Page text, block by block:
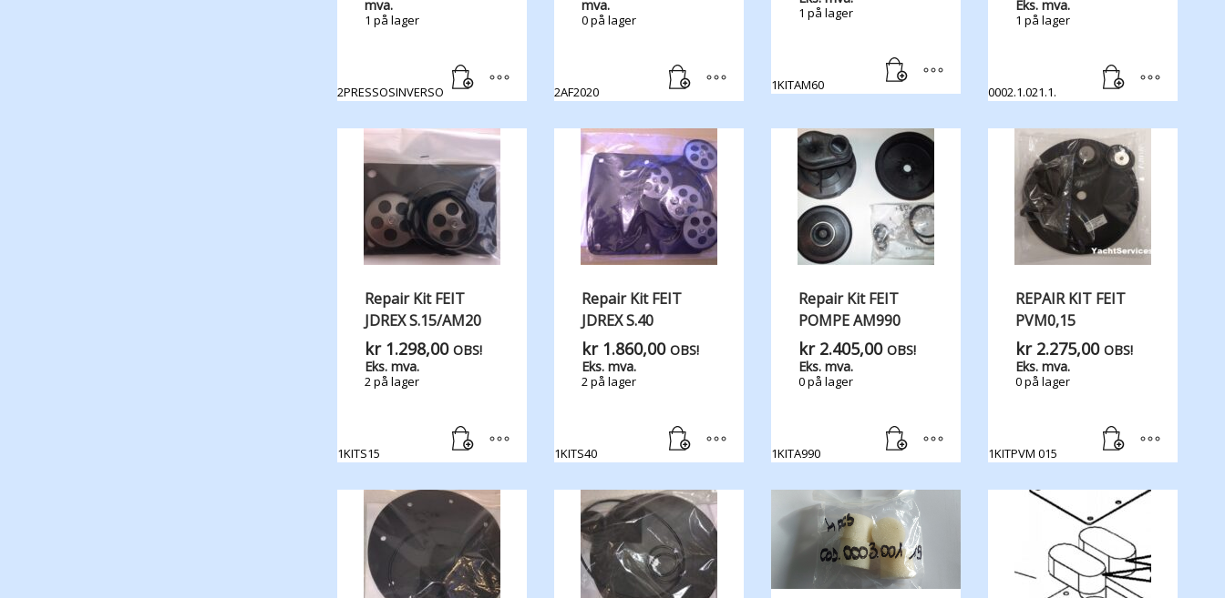
mva.
1 på lager
2PRESSOSINVERSO
mva.
0 på lager
2AF2020
1 på lager
1KITAM60
Eks. mva.
1 på lager
0002.1.021.1.
Repair Kit FEIT
JDREX S.15/AM20
kr1.298,00 OBS!
Eks. mva.
2 på lager
1KITS15
Repair Kit FEIT
JDREX S.40
kr1.860,00 OBS!
Eks. mva.
2 på lager
1KITS40
Repair Kit FEIT
POMPE AM990
kr2.405,00 OBS!
Eks. mva.
0 på lager
1KITA990
REPAIR KIT FEIT
PVM0,15
kr2.275,00 OBS!
Eks. mva.
0 på lager
1KITPVM 015